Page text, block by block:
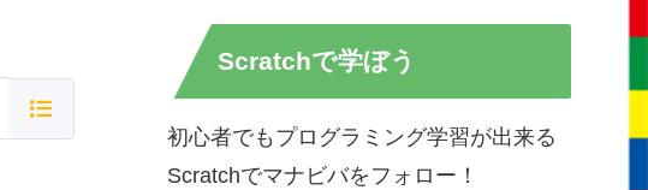
Scratchで学ぼう
初心者でもプログラミング学習が出来る
Scratchでマナビバをフォロー！